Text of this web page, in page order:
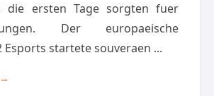
die ersten Tage sorgten fuer
Der europaeische
Esports startete souveraen ...